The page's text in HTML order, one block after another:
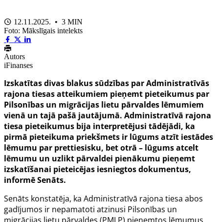
12.11.2025. • 3 MIN
Foto: Mākslīgais intelekts
Autors
iFinanses
Izskatītas divas blakus sūdzības par Administratīvās
rajona tiesas atteikumiem pieņemt pieteikumus par
Pilsonības un migrācijas lietu pārvaldes lēmumiem
vienā un tajā pašā jautājumā. Administratīvā rajona
tiesa pieteikumus bija interpretējusi tādējādi, ka
pirmā pieteikuma priekšmets ir lūgums atzīt iestādes
lēmumu par prettiesisku, bet otrā – lūgums atcelt
lēmumu un uzlikt pārvaldei pienākumu pieņemt
izskatīšanai pieteicējas iesniegtos dokumentus,
informē Senāts.
Senāts konstatēja, ka Administratīvā rajona tiesa abos
gadījumos ir nepamatoti atzinusi Pilsonības un